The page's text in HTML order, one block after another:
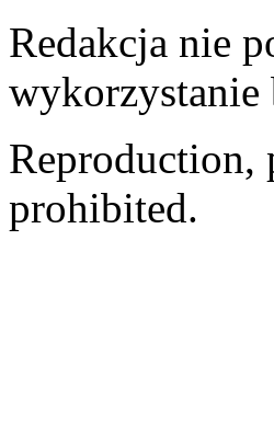
Redakcja nie
wykorzystanie
Reproduction,
prohibited.